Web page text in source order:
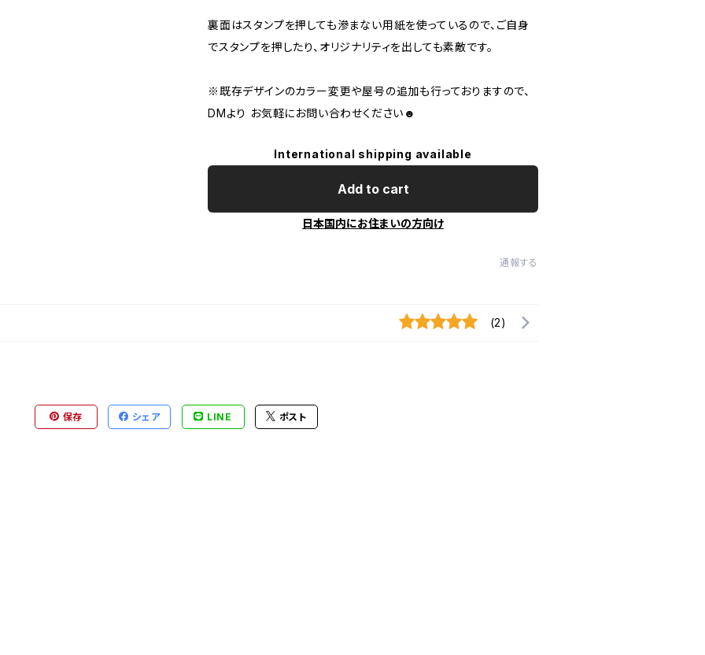
裏面はスタンプを押しても滲まない用紙を使っているので、ご自身
でスタンプを押したり、オリジナリティを出しても素敵です。
※既存デザインのカラー変更や屋号の追加も行っておりますので、
DMより お気軽にお問い合わせください☻
International shipping available
Add to cart
日本国内にお住まいの方向け
通報する
(2)
保存 シェア LINE ポスト